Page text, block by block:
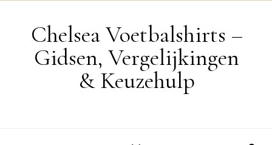
Chelsea Voetbalshirts –
Gidsen, Vergelijkingen
& Keuzehulp